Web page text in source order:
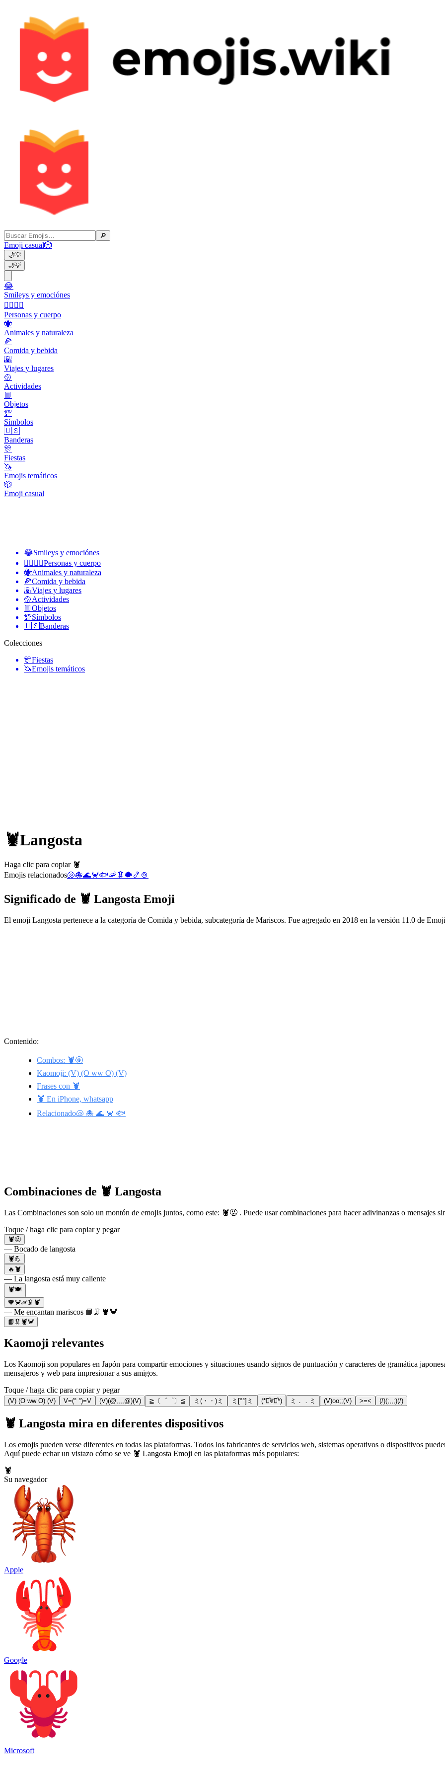
🔎
Emoji casual🎲
🌙💡
🌙💡
😂
Smileys y emociónes
👩‍❤️‍💋‍👨
Personas y cuerpo
🐝
Animales y naturaleza
🍕
Comida y bebida
🌇
Viajes y lugares
🥎
Actividades
📙
Objetos
💯
Símbolos
🇺🇸
Banderas
🎊
Fiestas
🦄
Emojis temáticos
🎲
Emoji casual
😂Smileys y emociónes
👩‍❤️‍💋‍👨Personas y cuerpo
🐝Animales y naturaleza
🍕Comida y bebida
🌇Viajes y lugares
🥎Actividades
📙Objetos
💯Símbolos
🇺🇸Banderas
Colecciones
🎊Fiestas
🦄Emojis temáticos
🦞Langosta
Haga clic para copiar 🦞
Emojis relacionados🐚🐙🌊🦀🐟🦐 🦑 🐡🍤 🍲
Significado de 🦞 Langosta Emoji
El emoji Langosta pertenece a la categoría de Comida y bebida, subcategoría de Mariscos. Fue agregado en 2018 en la versión 11.0 de
Contenido:
Combos: 🦞🤬
Kaomoji: (V) (O ww O) (V)
Frases con 🦞
🦞 En iPhone, whatsapp
Relacionado🐚 🐙 🌊 🦀 🐟
Combinaciones de 🦞 Langosta
Las Combinaciones son solo un montón de emojis juntos, como este: 🦞🤬 . Puede usar combinaciones para hacer adivinanzas o mensajes
Toque / haga clic para copiar y pegar
🦞🤬
— Bocado de langosta
🦞💪
🔥🦞
— La langosta está muy caliente
🦞🍽
🧡🦀🦐🦑🦞
— Me encantan mariscos 📙🦑🦞🦀
📙🦑🦞🦀
Kaomoji relevantes
Los Kaomoji son populares en Japón para compartir emociones y situaciones usando signos de puntuación y caracteres de gramática
mensajeros y web para impresionar a sus amigos.
Toque / haga clic para copiar y pegar
(V) (O ww O) (V) V=(° °)=V (V)(@,,,,@)(V) ≧〔゜゜〕≦ ミ(・・)ミ ミ[°°]ミ (*ꄱͦਵꄱͦ*) ミ．．ミ (V)oo;;(V) >=< (/)(;,,;)(/)
🦞 Langosta mira en diferentes dispositivos
Los emojis pueden verse diferentes en todas las plataformas. Todos los fabricantes de servicios web, sistemas operativos o dispositivos
Aquí puede echar un vistazo cómo se ve 🦞 Langosta Emoji en las plataformas más populares:
🦞
Su navegador
Apple
Google
Microsoft